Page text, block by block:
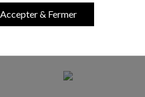
Accepter & Fermer